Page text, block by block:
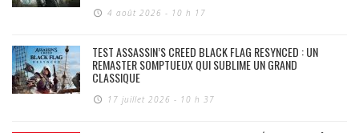
4 août 2026 - 10 h 17
TEST ASSASSIN’S CREED BLACK FLAG RESYNCED : UN
REMASTER SOMPTUEUX QUI SUBLIME UN GRAND
CLASSIQUE
17 juillet 2026 - 10 h 37